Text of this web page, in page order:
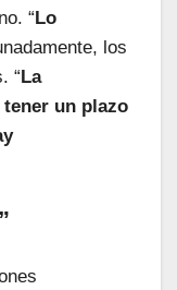
“Lo
los
“La
un plazo